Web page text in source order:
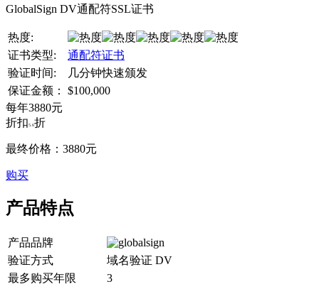
GlobalSign DV通配符SSL证书
热度:
证书类型:
通配符证书
验证时间:
几分钟快速颁发
保证金额：
$100,000
每年3880元
折扣5.6折
最终价格： 3880元
购买
产品特点
产品品牌
验证方式
域名验证 DV
最多购买年限
3